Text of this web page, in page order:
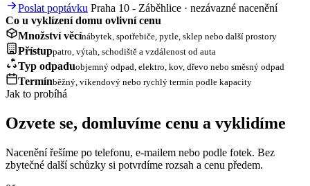
Poslat poptávku Praha 10 - Záběhlice · nezávazné nacenění
Co u vyklízení domu ovlivní cenu
Množství věcínábytek, spotřebiče, pytle, sklep nebo další prostory
Přístuppatro, výtah, schodiště a vzdálenost od auta
Typ odpaduobjemný odpad, elektro, kov, dřevo nebo směsný odpad
Termínběžný, víkendový nebo rychlý termín podle kapacity
Jak to probíhá
Ozvete se, domluvíme cenu a vyklidíme
Nacenění řešíme po telefonu, e-mailem nebo podle fotek. Bez
zbytečné další schůzky si potvrdíme rozsah a cenu předem.